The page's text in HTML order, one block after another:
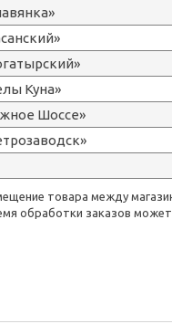
Куна»
Шоссе»
товара между
обработки заказов